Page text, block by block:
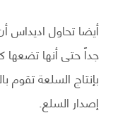
أيضا تحاول اديداس
جداً حتى أنها تضعها
بإنتاج السلعة تقوم
إصدار السلع.